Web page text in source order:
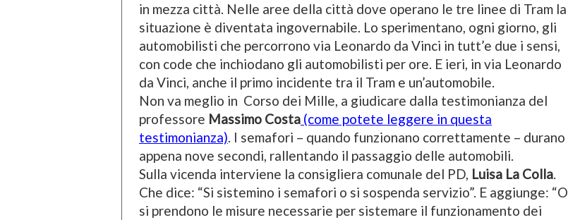
in mezza città. Nelle aree della città dove operano le tre linee di Tram la
situazione è diventata ingovernabile. Lo sperimentano, ogni giorno, gli
automobilisti che percorrono via Leonardo da Vinci in tutt’e due i sensi,
con code che inchiodano gli automobilisti per ore. E ieri, in via Leonardo
da Vinci, anche il primo incidente tra il Tram e un’automobile.
Non va meglio in Corso dei Mille, a giudicare dalla testimonianza del
professore Massimo Costa (come potete leggere in questa
testimonianza). I semafori – quando funzionano correttamente – durano
appena nove secondi, rallentando il passaggio delle automobili.
Sulla vicenda interviene la consigliera comunale del PD, Luisa La Colla.
Che dice: “Si sistemino i semafori o si sospenda servizio”. E aggiunge: “O
si prendono le misure necessarie per sistemare il funzionamento dei